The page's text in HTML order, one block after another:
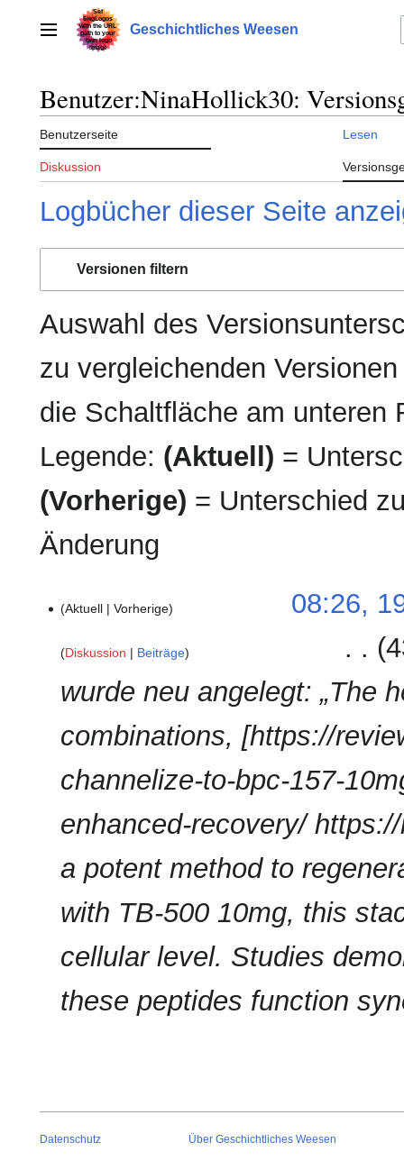
springenHauptmenü Geschichtliches Weesen
Benutzer:NinaHollick30:
Benutzerseite
Diskussion
Lesen
Logbücher dieser Seite
Versionen filtern
Auswahl des
zu vergleichenden
die Schaltfläche am unteren
Legende: (Aktuell) =
(Vorherige) = Unterschied
Änderung
AprilAktuell Vorherige 08:26,
Diskussion Beiträge
wurde neu angelegt: „The
combinations, [https://
channelize-to-bpc-157-
enhanced-recovery/
a potent method to
with TB-500 10mg, this
cellular level. Studies
these peptides function
Datenschutz Über Geschichtliches Weesen